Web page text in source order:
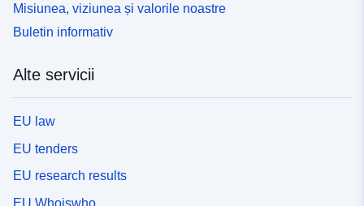
Misiunea, viziunea și valorile noastre
Buletin informativ
Alte servicii
EU law
EU tenders
EU research results
EU Whoiswho